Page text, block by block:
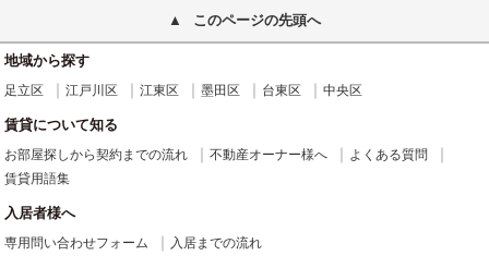
このページの先頭へ
地域から探す
足立区 江戸川区 江東区 墨田区 台東区 中央区
賃貸について知る
お部屋探しから契約までの流れ 不動産オーナー様へ
よくある質問
賃貸用語集
入居者様へ
専用問い合わせフォーム 入居までの流れ